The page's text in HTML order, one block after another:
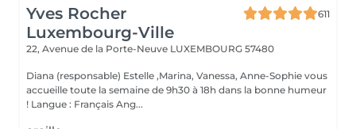
Yves Rocher
Luxembourg-Ville
611
22, Avenue de la Porte-Neuve LUXEMBOURG 57480
Diana (responsable) Estelle ,Marina, Vanessa, Anne-Sophie vous
accueille toute la semaine de 9h30 à 18h dans la bonne humeur
! Langue : Français Ang...